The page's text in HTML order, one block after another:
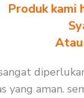
Produk kami
aman.